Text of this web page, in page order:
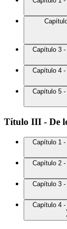
Capítulo 3
Capítulo 4
Capítulo 5
Título III - De
Capítulo 1 -
Capítulo 2
Capítulo 3
Capítulo 4 -